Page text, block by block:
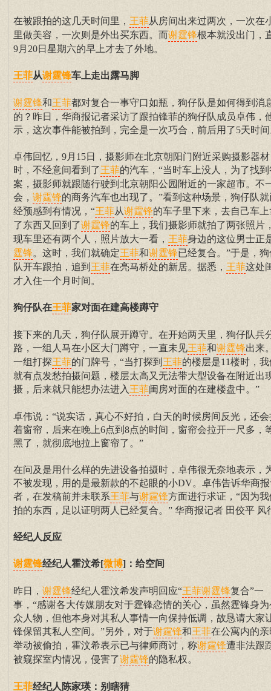
在被跟拍的这几天时间里， 王菲从房间出来过两次，一次在
里做美容，一次则是外出买东西。而谢霆锋根本就没出门，
9月20日星期六的早上才去了外地。
王菲从谢霆锋车上走出露马脚
谢霆锋和王菲都对复合一事守口如瓶，狗仔队是如何得到消
的？昨日，华商报记者采访了跟拍锋菲的狗仔队成员卓伟，
示，这次事件能被拍到，完全是一次巧合，前后用了5天时
卓伟回忆，9月15日，摄影师在北京朝阳门附近采购摄影器材
时，不经意间看到了王菲的汽车，“当时车上没人，为了找到
案，摄影师就跟随行驶到北京朝阳公园附近的一家超市。不
会， 谢霆锋的商务汽车也出现了。”看到这种场景，狗仔队就
经预感到有情况，“王菲从谢霆锋的车子里下来，去自己车上
了东西又回到了谢霆锋的车上，我们摄影师就拍了两张照片
现车里还有两个人，照片放大一看， 王菲身边的这位男士正
霆锋。这时，我们就确定王菲和谢霆锋已经复合。”于是，
队开车跟拍，追到 王菲在亮马桥处的新居。据悉， 王菲这处
才入住一个月时间。
狗仔队在王菲家对面在建高楼蹲守
接下来的几天，狗仔队展开蹲守。在开始两天里，狗仔队兵
路，一组人马在小区大门蹲守，一直未见王菲和谢霆锋出来
一组打探王菲的门牌号，“当打探到 王菲的楼层是11楼时，
就有点发愁拍摄问题，楼层太高又无法带大型设备在附近出
摄，后来就只能想办法进入王菲闺房对面的在建楼盘中。”
卓伟说：“说实话，真心不好拍，白天的时候房间反光，还会
着窗帘，后来在晚上6点到8点的时间，窗帘会拉开一尺多，
黑了，就彻底地拉上窗帘了。”
在问及是用什么样的先进设备拍摄时，卓伟很无奈地表示，
不被发现，用的是最新款的不起眼的小DV。卓伟告诉华商
者，在发稿前并未联系王菲与谢霆锋方面进行求证，“因为我
拍的东西，足以证明两人已经复合。” 华商报记者 田佼平 风
经纪人反应
谢霆锋经纪人霍汶希[微博]：给空间
昨日， 谢霆锋经纪人霍汶希发声明回应“王菲谢霆锋复合”一
事，“感谢各大传媒朋友对于霆锋恋情的关心，虽然霆锋身为
众人物，但他本身对其私人事情一向保持低调，故恳请大家
锋保留其私人空间。”另外，对于谢霆锋和王菲在公寓内的亲
举动被偷拍，霍汶希表示已与律师商讨，称谢霆锋遭非法跟
被窥探室内情况，侵害了谢霆锋的隐私权。
王菲经纪人陈家瑛：别瞎猜